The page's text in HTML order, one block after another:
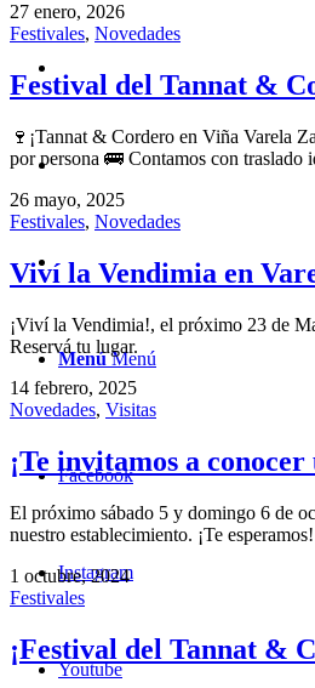
Menú Menú
Facebook
Instagram
Youtube
27 enero, 2026
Festivales, Novedades
Festival del Tannat &
🍷¡Tannat & Cordero en Viña Varela
por persona 🚌 Contamos con
26 mayo, 2025
Festivales, Novedades
Viví la Vendimia en
¡Viví la Vendimia!, el próximo 23 de
Reservá tu lugar.
14 febrero, 2025
Novedades, Visitas
¡Te invitamos a
El próximo sábado 5 y domingo 6 de
nuestro establecimiento. ¡Te
1 octubre, 2024
Festivales
¡Festival del Tannat &